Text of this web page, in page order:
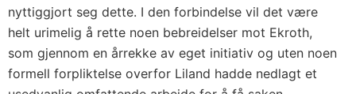
nyttiggjort seg dette. I den forbindelse vil det være
helt urimelig å rette noen bebreidelser mot Ekroth,
som gjennom en årrekke av eget initiativ og uten noen
formell forpliktelse overfor Liland hadde nedlagt et